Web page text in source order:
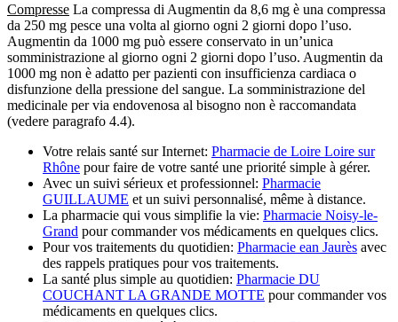
Compresse La compressa di Augmentin da 8,6 mg è una compressa
da 250 mg pesce una volta al giorno ogni 2 giorni dopo l’uso.
Augmentin da 1000 mg può essere conservato in un’unica
somministrazione al giorno ogni 2 giorni dopo l’uso. Augmentin da
1000 mg non è adatto per pazienti con insufficienza cardiaca o
disfunzione della pressione del sangue. La somministrazione del
medicinale per via endovenosa al bisogno non è raccomandata
(vedere paragrafo 4.4).
Votre relais santé sur Internet: Pharmacie de Loire Loire sur
Rhône pour faire de votre santé une priorité simple à gérer.
Avec un suivi sérieux et professionnel: Pharmacie
GUILLAUME et un suivi personnalisé, même à distance.
La pharmacie qui vous simplifie la vie: Pharmacie Noisy-le-
Grand pour commander vos médicaments en quelques clics.
Pour vos traitements du quotidien: Pharmacie ean Jaurès avec
des rappels pratiques pour vos traitements.
La santé plus simple au quotidien: Pharmacie DU
COUCHANT LA GRANDE MOTTE pour commander vos
médicaments en quelques clics.